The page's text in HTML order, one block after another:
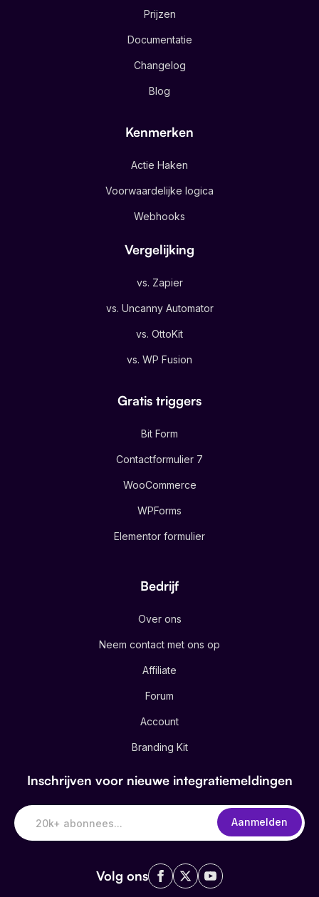
Prijzen
Documentatie
Changelog
Blog
Kenmerken
Actie Haken
Voorwaardelijke logica
Webhooks
Vergelijking
vs. Zapier
vs. Uncanny Automator
vs. OttoKit
vs. WP Fusion
Gratis triggers
Bit Form
Contactformulier 7
WooCommerce
WPForms
Elementor formulier
Bedrijf
Over ons
Neem contact met ons op
Affiliate
Forum
Account
Branding Kit
Inschrijven voor nieuwe integratiemeldingen
Aanmelden
Volg ons